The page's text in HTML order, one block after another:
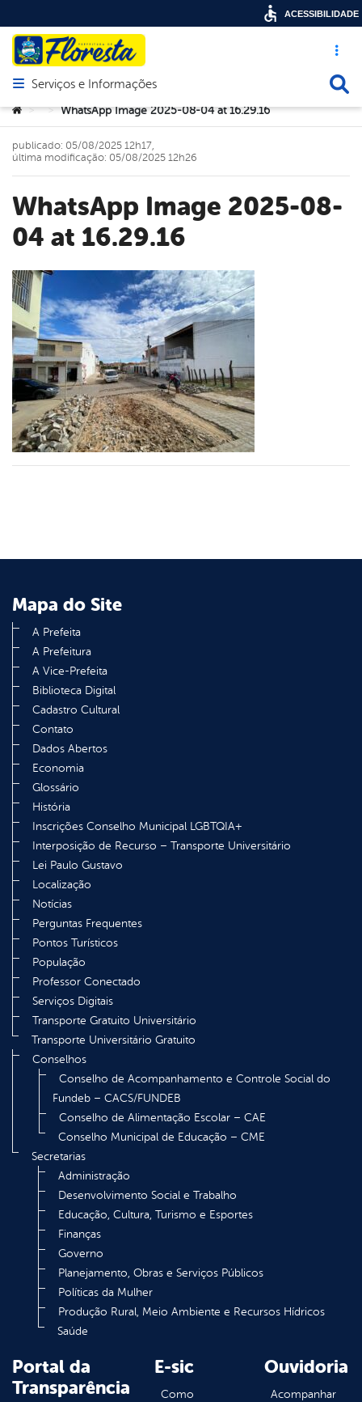
Acesso
Abrir menu principal de navegação
Serviços e Informações
Você está aqui:
> > WhatsApp Image 2025-08-04 at 16.29.16
WhatsApp Image 2025-08-
04 at 16.29.16
publicado: 05/08/2025 12h17,
última modificação: 05/08/2025 12h26
Mapa do Site
A Prefeita
A Prefeitura
A Vice-Prefeita
Biblioteca Digital
Cadastro Cultural
Contato
Dados Abertos
Economia
Glossário
História
Inscrições Conselho Municipal LGBTQIA+
Interposição de Recurso – Transporte Universitário
Lei Paulo Gustavo
Localização
Notícias
Perguntas Frequentes
Pontos Turísticos
População
Professor Conectado
Serviços Digitais
Transporte Gratuito Universitário
Transporte Universitário Gratuito
Conselhos
Conselho de Acompanhamento e Controle Social do
Fundeb – CACS/FUNDEB
Conselho de Alimentação Escolar – CAE
Conselho Municipal de Educação – CME
Secretarias
Administração
Desenvolvimento Social e Trabalho
Educação, Cultura, Turismo e Esportes
Finanças
Governo
Planejamento, Obras e Serviços Públicos
Políticas da Mulher
Produção Rural, Meio Ambiente e Recursos Hídricos
Saúde
Portal da
Transparência
E-sic
Como
Ouvidoria
Acompanhar
ACESSIBILIDADE